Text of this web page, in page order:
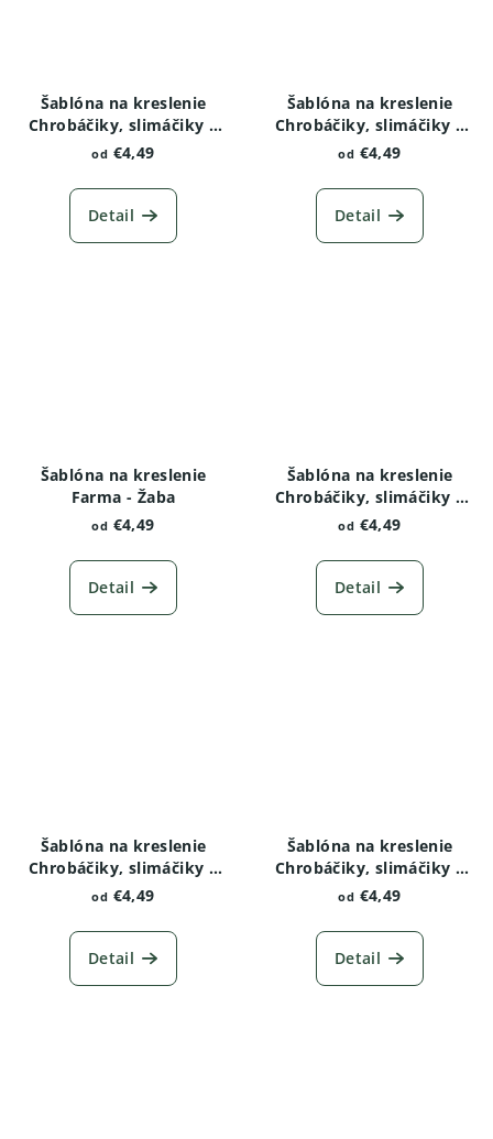
Šablóna na kreslenie
Chrobáčiky, slimáčiky a
červíky - Vážka
od €4,49
Detail
Šablóna na kreslenie
Chrobáčiky, slimáčiky a
červíky - Žižiavka
od €4,49
Detail
Šablóna na kreslenie
Farma - Žaba
od €4,49
Detail
Šablóna na kreslenie
Chrobáčiky, slimáčiky a
červíky - Kobylka
od €4,49
Detail
Šablóna na kreslenie
Chrobáčiky, slimáčiky a
červíky - Lienka variant 2
od €4,49
Detail
Šablóna na kreslenie
Chrobáčiky, slimáčiky a
červíky - Motýľ
od €4,49
Detail